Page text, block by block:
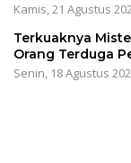
Kamis, 21 Agustus
Terkuaknya
Orang Terduga
Senin, 18 Agustus